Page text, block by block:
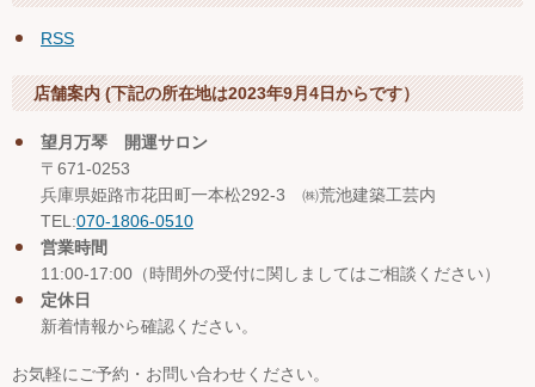
RSS
店舗案内 (下記の所在地は2023年9月4日からです）
望月万琴 開運サロン
〒671-0253
兵庫県姫路市花田町一本松292-3 ㈱荒池建築工芸内
TEL:070-1806-0510
営業時間
11:00-17:00（時間外の受付に関しましてはご相談ください）
定休日
新着情報から確認ください。
お気軽にご予約・お問い合わせください。